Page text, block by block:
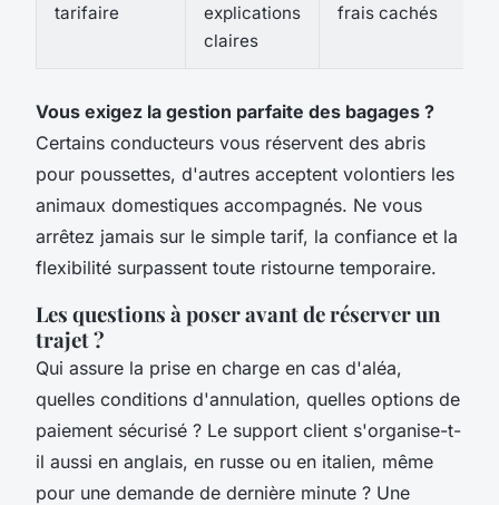
tarifaire
explications
claires
frais cachés
Vous exigez la gestion parfaite des bagages ?
Certains conducteurs vous réservent des abris
pour poussettes, d'autres acceptent volontiers les
animaux domestiques accompagnés. Ne vous
arrêtez jamais sur le simple tarif, la confiance et la
flexibilité surpassent toute ristourne temporaire.
Les questions à poser avant de réserver un
trajet ?
Qui assure la prise en charge en cas d'aléa,
quelles conditions d'annulation, quelles options de
paiement sécurisé ? Le support client s'organise-t-
il aussi en anglais, en russe ou en italien, même
pour une demande de dernière minute ? Une